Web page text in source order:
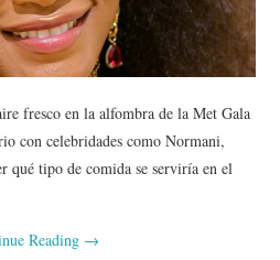
fresco en la alfombra de la Met Gala
con celebridades como Normani,
qué tipo de comida se serviría en el
Reading →